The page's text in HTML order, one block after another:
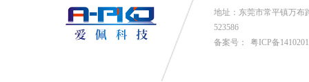
地址：东莞市常平镇万布
523586
备案号：
粤ICP备